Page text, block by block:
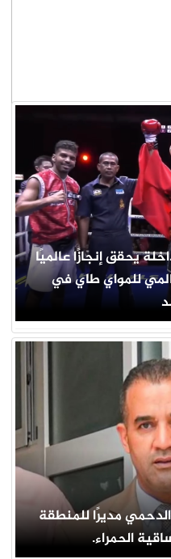
يحقق إنجازًا عالميًا
للمواي طاي في
مديرًا للمنطقة
الحمراء.